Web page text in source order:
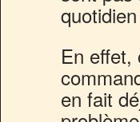
En effet,
en fait